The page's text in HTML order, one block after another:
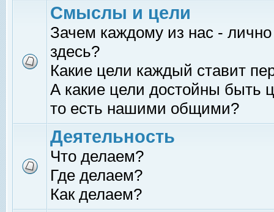
Смыслы и цели
Зачем каждому из нас -
здесь?
Какие цели каждый ставит
А какие цели достойны быть
то есть нашими общими?
Деятельность
Что делаем?
Где делаем?
Как делаем?